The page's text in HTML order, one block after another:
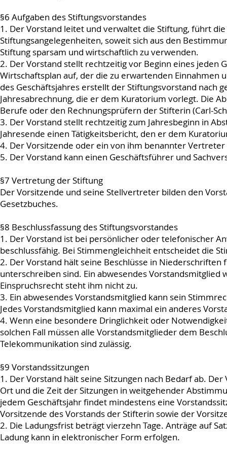
§6 Aufgaben des Stiftungsvorstandes
1. Der Vorstand leitet und verwaltet die Stiftung, führt
Stiftungsangelegenheiten, soweit sich aus den
Stiftung sparsam und wirtschaftlich zu verwenden.
2. Der Vorstand stellt rechtzeitig vor Beginn eines
Wirtschaftsplan auf, der die zu erwartenden Einnahmen
des Geschäftsjahres erstellt der Stiftungsvorstand nach
Jahresabrechnung, die er dem Kuratorium vorlegt. Die
Berufe oder den Rechnungsprüfern der Stifterin (Carl-
3. Der Vorstand stellt rechtzeitig zum Jahresbeginn in
Jahresende einen Tätigkeitsbericht, den er dem
4. Der Vorsitzende oder ein von ihm benannter
5. Der Vorstand kann einen Geschäftsführer und
§7 Vertretung der Stiftung
Der Vorsitzende und seine Stellvertreter bilden den
Gesetzbuches.
§8 Beschlussfassung des Stiftungsvorstandes
1. Der Vorstand ist bei persönlicher oder telefonischer
beschlussfähig. Bei Stimmengleichheit entscheidet die
2. Der Vorstand hält seine Beschlüsse in
unterschreiben sind. Ein abwesendes Vorstandsmitglied
Einspruchsrecht steht ihm nicht zu.
3. Ein abwesendes Vorstandsmitglied kann sein
Jedes Vorstandsmitglied kann maximal ein anderes
4. Wenn eine besondere Dringlichkeit oder
solchen Fall müssen alle Vorstandsmitglieder dem
Telekommunikation sind zulässig.
§9 Vorstandssitzungen
1. Der Vorstand hält seine Sitzungen nach Bedarf ab.
Ort und die Zeit der Sitzungen in weitgehender
jedem Geschäftsjahr findet mindestens eine
Vorsitzende des Vorstands der Stifterin sowie der
2. Die Ladungsfrist beträgt vierzehn Tage. Anträge auf
Ladung kann in elektronischer Form erfolgen.